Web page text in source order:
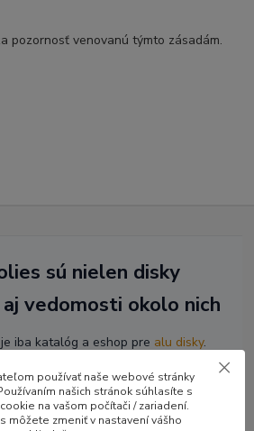
pozornosť venovanú týmto zásadám.
sú nielen disky
vedomosti okolo nich
iba katalóg a eshop pre alu disky.
o kolesách, homologizácii,
globálnom trhu s diskami. Veríme, že
robí lepšie rozhodnutia nech už
používať naše webové stránky
našich stránok súhlasíte s
na vašom počítači / zariadení.
môžete zmeniť v nastavení vášho